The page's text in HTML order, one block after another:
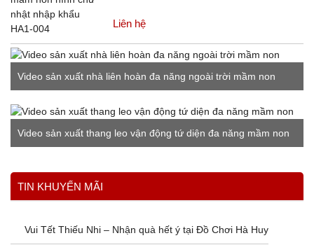
Liên hệ
VIDEO NỔI BẬT
Video sản xuất nhà liên hoàn đa năng ngoài trời mầm non
Video sản xuất thang leo vận động tứ diện đa năng mầm non
Xem thêm
TIN KHUYẾN MÃI
Vui Tết Thiếu Nhi – Nhận quà hết ý tại Đồ Chơi Hà Huy